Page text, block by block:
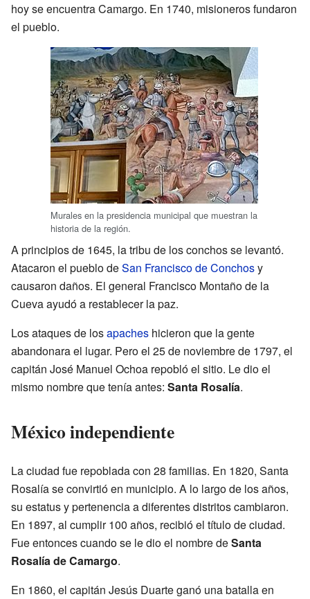
hoy se encuentra Camargo. En 1740, misioneros fundaron
el pueblo.
Murales en la presidencia municipal que muestran la
historia de la región.
A principios de 1645, la tribu de los conchos se levantó.
Atacaron el pueblo deSan Francisco de Conchosy
causaron daños. El general Francisco Montaño de la
Cueva ayudó a restablecer la paz.
Los ataques de losapaches hicieron que la gente
abandonara el lugar. Pero el 25 de noviembre de 1797, el
capitán José Manuel Ochoa repobló el sitio. Le dio el
mismo nombre que tenía antes: Santa Rosalía.
México independiente
La ciudad fue repoblada con 28 familias. En 1820, Santa
Rosalía se convirtió en municipio. A lo largo de los años,
su estatus y pertenencia a diferentes distritos cambiaron.
En 1897, al cumplir 100 años, recibió el título de ciudad.
Fue entonces cuando se le dio el nombre deSanta
Rosalía de Camargo.
En 1860, el capitán Jesús Duarte ganó una batalla en